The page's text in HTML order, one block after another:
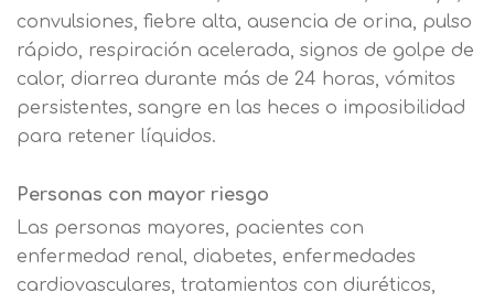
convulsiones, fiebre alta, ausencia de orina, pulso
rápido, respiración acelerada, signos de golpe de
calor, diarrea durante más de 24 horas, vómitos
persistentes, sangre en las heces o imposibilidad
para retener líquidos.
Personas con mayor riesgo
Las personas mayores, pacientes con
enfermedad renal, diabetes, enfermedades
cardiovasculares, tratamientos con diuréticos,